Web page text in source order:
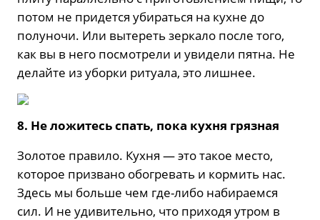
потом не придется убираться на кухне до
полуночи. Или вытереть зеркало после того,
как вы в него посмотрели и увидели пятна. Не
делайте из уборки ритуала, это лишнее.
8. Не ложитесь спать, пока кухня грязная
Золотое правило. Кухня — это такое место,
которое призвано обогревать и кормить нас.
Здесь мы больше чем где-либо набираемся
сил. И не удивительно, что приходя утром в